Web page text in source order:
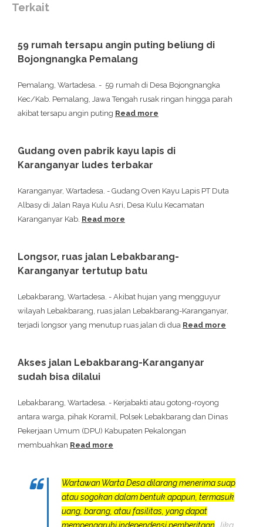
Terkait
59 rumah tersapu angin puting beliung di
Bojongnangka Pemalang
Pemalang, Wartadesa. - 59 rumah di Desa Bojongnangka
Kec/Kab. Pemalang, Jawa Tengah rusak ringan hingga parah
akibat tersapu angin puting Read more
Gudang oven pabrik kayu lapis di
Karanganyar ludes terbakar
Karanganyar, Wartadesa. - Gudang Oven Kayu Lapis PT Duta
Albasy di Jalan Raya Kulu Asri, Desa Kulu Kecamatan
Karanganyar Kab. Read more
Longsor, ruas jalan Lebakbarang-
Karanganyar tertutup batu
Lebakbarang, Wartadesa. - Akibat hujan yang mengguyur
wilayah Lebakbarang, ruas jalan Lebakbarang-Karanganyar,
terjadi longsor yang menutup ruas jalan di dua Read more
Akses jalan Lebakbarang-Karanganyar
sudah bisa dilalui
Lebakbarang, Wartadesa. - Kerjabakti atau gotong-royong
antara warga, pihak Koramil, Polsek Lebakbarang dan Dinas
Pekerjaan Umum (DPU) Kabupaten Pekalongan
membuahkan Read more
Wartawan Warta Desa dilarang menerima suap
atau sogokan dalam bentuk apapun, termasuk
uang, barang, atau fasilitas, yang dapat